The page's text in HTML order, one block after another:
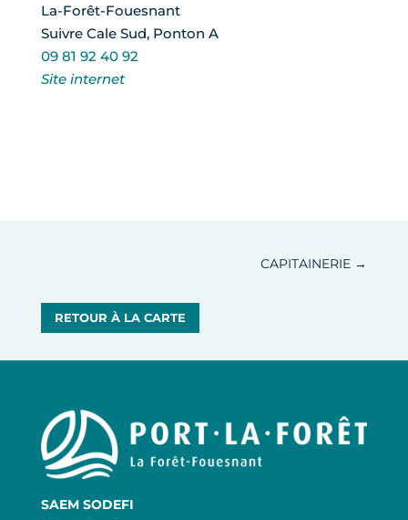
La-Forêt-Fouesnant
Suivre Cale Sud, Ponton A
09 81 92 40 92
Site internet
CAPITAINERIE →
RETOUR À LA CARTE
SAEM SODEFI